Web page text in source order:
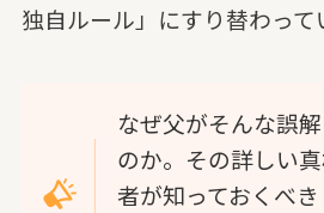
独自ルール」にすり替わって
なぜ父がそんな誤
のか。その詳しい
者が知っておくべ